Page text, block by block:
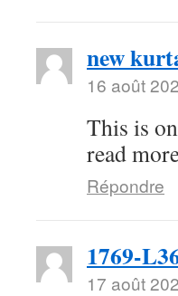
new
16 août
This is
read
Répondre
1769-
17 août